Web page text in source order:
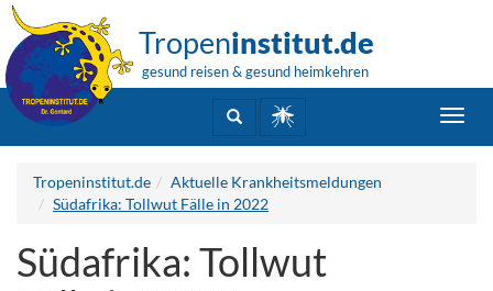
Tropeninstitut.de
gesund reisen & gesund heimkehren
Tropeninstitut.de
Aktuelle Krankheitsmeldungen
Südafrika: Tollwut Fälle in 2022
Südafrika: Tollwut